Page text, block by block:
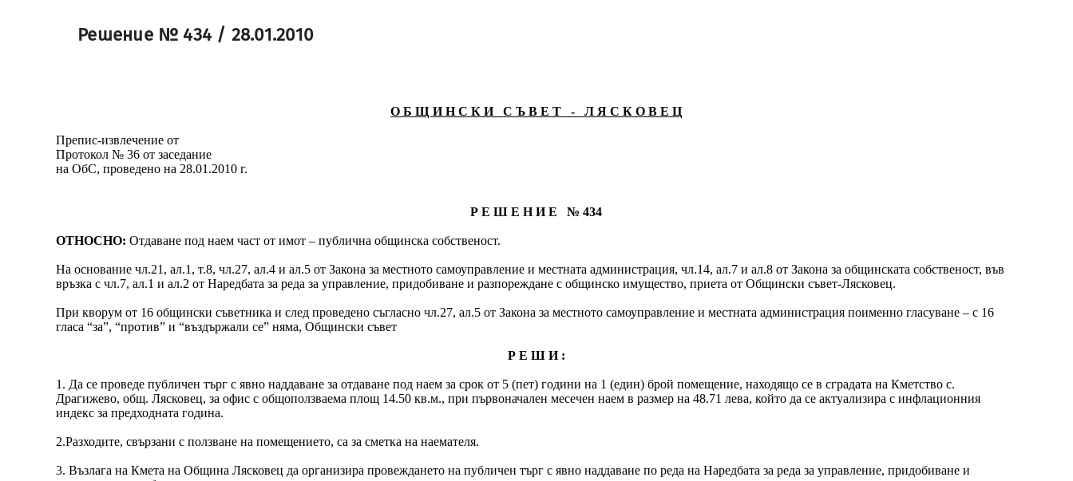
Решение № 434 / 28.01.2010
О Б Щ И Н С К И С Ъ В Е Т - Л Я С К О В Е Ц
Препис-извлечение от
Протокол № 36 от заседание
на ОбС, проведено на 28.01.2010 г.
Р Е Ш Е Н И Е № 434
ОТНОСНО:Отдаване под наем част от имот – публична общинска собственост.
На основание чл.21, ал.1, т.8, чл.27, ал.4 и ал.5 от Закона за местното самоуправление и местната администрация, чл.14, ал.7 и ал.8 от Закона за общинската собственост, във
връзка с чл.7, ал.1 и ал.2 от Наредбата за реда за управление, придобиване и разпореждане с общинско имущество, приета от Общински съвет-Лясковец.
При кворум от 16 общински съветника и след проведено съгласно чл.27, ал.5 от Закона за местното самоуправление и местната администрация поименно гласуване – с 16
гласа “за”, “против” и “въздържали се” няма, Общински съвет
Р Е Ш И :
1. Да се проведе публичен търг с явно наддаване за отдаване под наем за срок от 5 (пет) години на 1 (един) брой помещение, находящо се в сградата на Кметство с.
Драгижево, общ. Лясковец, за офис с общоползваема площ 14.50 кв.м., при първоначален месечен наем в размер на 48.71 лева, който да се актуализира с инфлационния
индекс за предходната година.
2.Разходите, свързани с ползване на помещението, са за сметка на наемателя.
3. Възлага на Кмета на Община Лясковец да организира провеждането на публичен търг с явно наддаване по реда на Наредбата за реда за управление, придобиване и